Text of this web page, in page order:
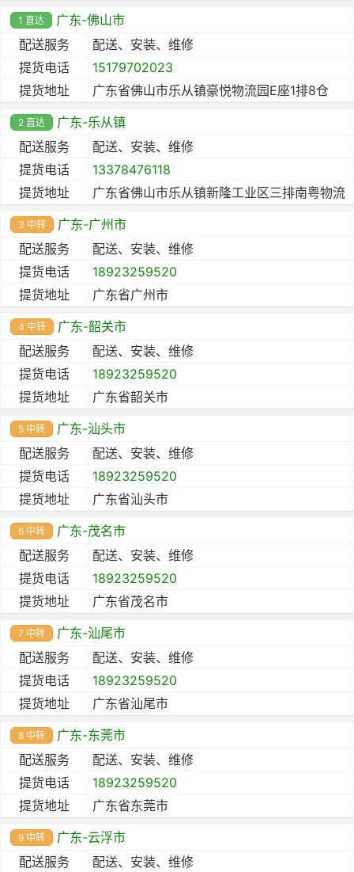
1 直达
广东-佛山市
配送服务
配送、安装、维修
提货电话
15179702023
提货地址
广东省佛山市乐从镇豪悦物流园E座1排8仓
2 直达
广东-乐从镇
配送服务
配送、安装、维修
提货电话
13378476118
提货地址
广东省佛山市乐从镇新隆工业区三排南粤物流
3 中转
广东-广州市
配送服务
配送、安装、维修
提货电话
18923259520
提货地址
广东省广州市
4 中转
广东-韶关市
配送服务
配送、安装、维修
提货电话
18923259520
提货地址
广东省韶关市
5 中转
广东-汕头市
配送服务
配送、安装、维修
提货电话
18923259520
提货地址
广东省汕头市
6 中转
广东-茂名市
配送服务
配送、安装、维修
提货电话
18923259520
提货地址
广东省茂名市
7 中转
广东-汕尾市
配送服务
配送、安装、维修
提货电话
18923259520
提货地址
广东省汕尾市
8 中转
广东-东莞市
配送服务
配送、安装、维修
提货电话
18923259520
提货地址
广东省东莞市
9 中转
广东-云浮市
配送服务
配送、安装、维修